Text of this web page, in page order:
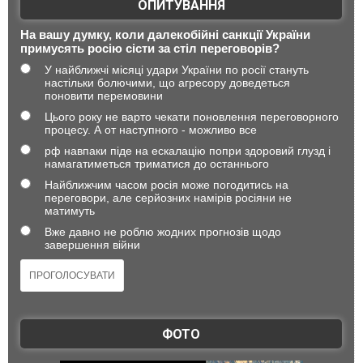
ОПИТУВАННЯ
На вашу думку, коли далекобійні санкції України
примусять росію сісти за стіл переговорів?
У найближчі місяці удари України по росії стануть
настільки болючими, що агресору доведеться
поновити перемовини
Цього року не варто чекати поновлення переговорного
процесу. А от наступного - можливо все
рф навпаки піде на ескалацію попри здоровий глузд і
намагатиметься триматися до останнього
Найближчим часом росія може погодитись на
переговори, але серйозних намірів росіяни не
матимуть
Вже давно не роблю жодних прогнозів щодо
завершення війни
ФОТО